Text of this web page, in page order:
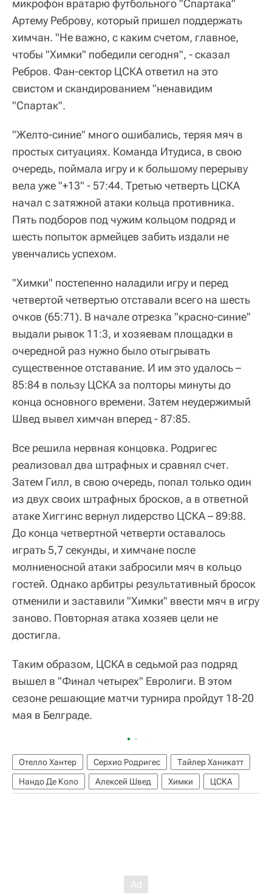
микрофон вратарю футбольного "Спартака"
Артему Реброву, который пришел поддержать
химчан. "Не важно, с каким счетом, главное,
чтобы "Химки" победили сегодня", - сказал
Ребров. Фан-сектор ЦСКА ответил на это
свистом и скандированием "ненавидим
"Спартак".
"Желто-синие" много ошибались, теряя мяч в
простых ситуациях. Команда Итудиса, в свою
очередь, поймала игру и к большому перерыву
вела уже "+13" - 57:44. Третью четверть ЦСКА
начал с затяжной атаки кольца противника.
Пять подборов под чужим кольцом подряд и
шесть попыток армейцев забить издали не
увенчались успехом.
"Химки" постепенно наладили игру и перед
четвертой четвертью отставали всего на шесть
очков (65:71). В начале отрезка "красно-синие"
выдали рывок 11:3, и хозяевам площадки в
очередной раз нужно было отыгрывать
существенное отставание. И им это удалось –
85:84 в пользу ЦСКА за полторы минуты до
конца основного времени. Затем неудержимый
Швед вывел химчан вперед - 87:85.
Все решила нервная концовка. Родригес
реализовал два штрафных и сравнял счет.
Затем Гилл, в свою очередь, попал только один
из двух своих штрафных бросков, а в ответной
атаке Хиггинс вернул лидерство ЦСКА – 89:88.
До конца четвертной четверти оставалось
играть 5,7 секунды, и химчане после
молниеносной атаки забросили мяч в кольцо
гостей. Однако арбитры результативный бросок
отменили и заставили "Химки" ввести мяч в игру
заново. Повторная атака хозяев цели не
достигла.
Таким образом, ЦСКА в седьмой раз подряд
вышел в "Финал четырех" Евролиги. В этом
сезоне решающие матчи турнира пройдут 18-20
мая в Белграде.
Отелло Хантер Серхио Родригес
Тайлер Ханикатт
Нандо Де Коло
Алексей Швед Химки ЦСКА